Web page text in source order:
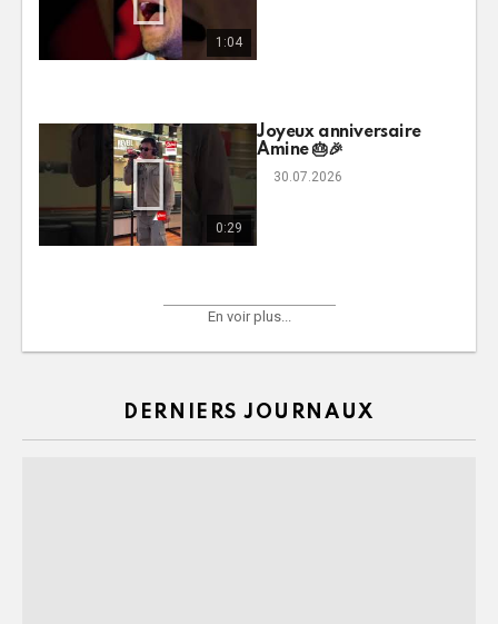
1:04
0:29
Joyeux anniversaire
Amine 🎂🎉
30.07.2026
En voir plus...
DERNIERS JOURNAUX